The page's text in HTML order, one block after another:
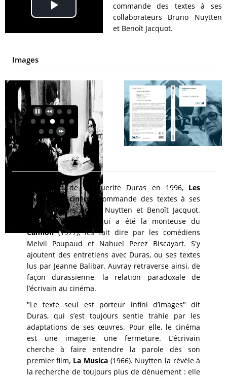
Play
Video
commande des textes à ses
collaborateurs Bruno Nuytten
et Benoît Jacquot.
Images
A la mort de Marguerite Duras en 1996, Les
Cahiers du cinéma commande des textes à ses
collaborateurs Bruno Nuytten et Benoît Jacquot.
Dominique Auvray, qui a été la monteuse du
Camion(1977), les fait dire par les comédiens
Melvil Poupaud et Nahuel Perez Biscayart. S'y
ajoutent des entretiens avec Duras, ou ses textes
lus par Jeanne Balibar. Auvray retraverse ainsi, de
façon durassienne, la relation paradoxale de
l’écrivain au cinéma.
"Le texte seul est porteur infini d’images" dit
Duras, qui s’est toujours sentie trahie par les
adaptations de ses œuvres. Pour elle, le cinéma
est une imagerie, une fermeture. L’écrivain
cherche à faire entendre la parole dès son
premier film, La Musica(1966). Nuytten la révèle à
la recherche de toujours plus de dénuement : elle